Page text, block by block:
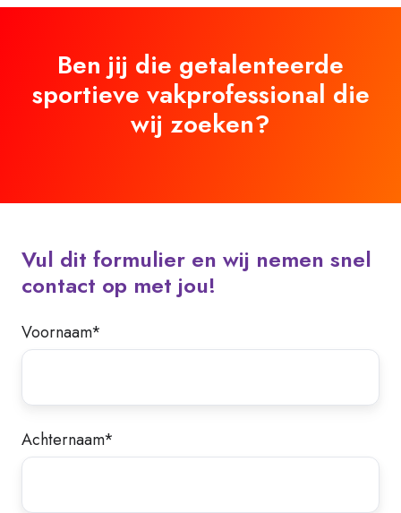
Ben jij die getalenteerde
sportieve vakprofessional die
wij zoeken?
Vul dit formulier en wij nemen snel
contact op met jou!
Voornaam*
Achternaam*